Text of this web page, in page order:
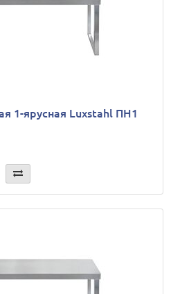
1-ярусная Luxstahl ПН1